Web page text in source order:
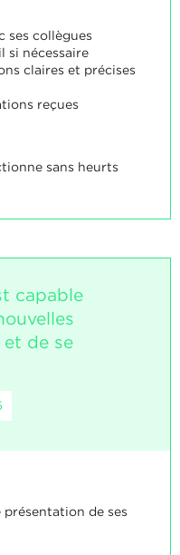
ses collègues
si nécessaire
claires et précises
reçues
sans heurts
capable
et de se
de ses